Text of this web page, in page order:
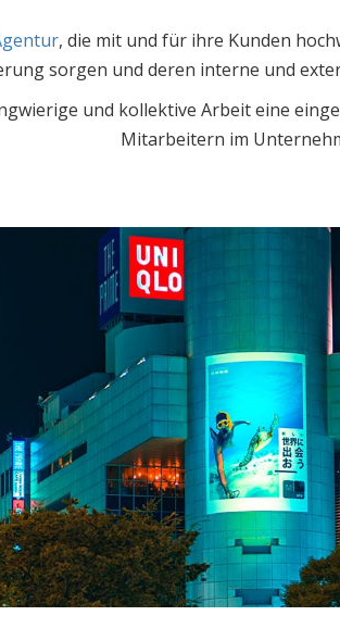
, die mit und für ihre Kunden
sorgen und deren interne und
und kollektive Arbeit eine
Mitarbeitern im